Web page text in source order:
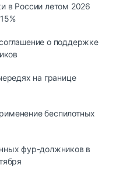
в России летом 2026
о поддержке
на границе
беспилотных
фур-должников в